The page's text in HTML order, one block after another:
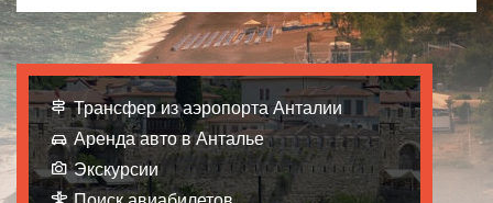
Трансфер из аэропорта Анталии
Аренда авто в Анталье
Экскурсии